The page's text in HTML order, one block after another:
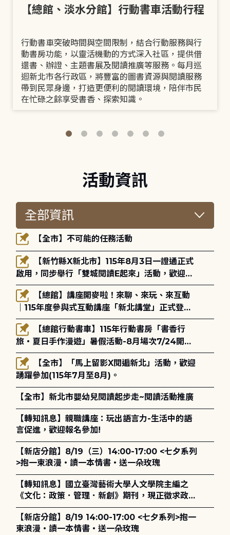
【總館、淡水分館】行動書車活動行程
行動書車突破時間與空間限制，結合行動服務與行
動書房功能，以靈活機動的方式深入社區，提供借
還書、辦證、主題書展及閱讀推廣等服務。每月巡
迴新北市各行政區，將豐富的圖書資源與閱讀服務
帶到民眾身邊，打造更便利的閱讀環境，陪伴市民
在忙碌之餘享受書香、探索知識。
活動資訊
【全市】不可能的任務活動
啟用，同步舉行「雙城閱讀E起來」活動，歡迎踴
躍參加(115年8月3日至10月4日)。
｜115年度參與式互動講座「新北講堂」正式登
場！
旅・夏日手作漫遊」暑假活動-8月場次7/24開始
報名
踴躍參加(115年7月至8月)。
【全市】新北市嬰幼兒閱讀起步走~閱讀活動推廣
【轉知訊息】親職講座：玩出語言力-生活中的語
言促進，歡迎報名參加!
【新店分館】8/19（三）14:00-17:00 <七夕系列
>抱一束浪漫・讀一本情書・送一朵玫瑰
【轉知訊息】國立臺灣藝術大學人文學院主編之
《文化：政策．管理．新創》期刊，現正徵求政策
評論、書評及【邁向具回應力的博物館治理：政
策、領導與管理】主題特刊稿件至2027年6月1日
止，歡迎踴躍投稿。
【新店分館】8/19 14:00-17:00 <七夕系列>抱一
束浪漫・讀一本情書・送一朵玫瑰